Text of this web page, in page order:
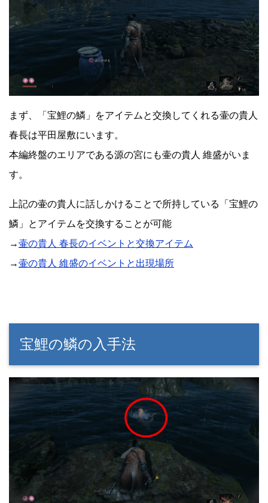
まず、「宝鯉の鱗」をアイテムと交換してくれる壷の貴人
春長は平田屋敷にいます。
本編終盤のエリアである源の宮にも壷の貴人 維盛がいま
す。
上記の壷の貴人に話しかけることで所持している「宝鯉の
鱗」とアイテムを交換することが可能
→壷の貴人 春長のイベントと交換アイテム
→壷の貴人 維盛のイベントと出現場所
宝鯉の鱗の入手法